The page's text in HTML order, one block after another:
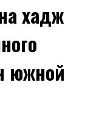
хадж
южной